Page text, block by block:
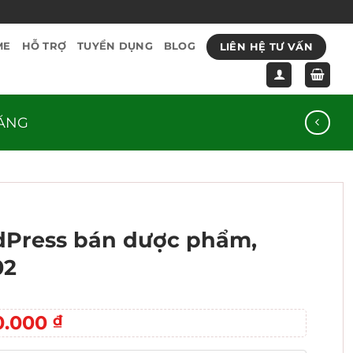
HỖ TRỢ TUYỂN DỤNG BLOG LIÊN HỆ TƯ VẤN
bán dược phẩm,
₫Giá
hiện